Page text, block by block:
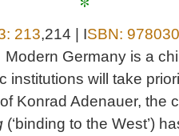
213,214 | ISBN:
Germany is a
institutions will take
Konrad Adenauer, the
(‘binding to the West’)